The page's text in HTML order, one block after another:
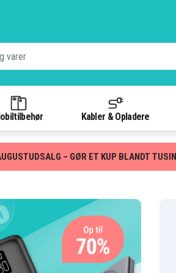
Kabler & Opladere
– GØR ET KUP BLANDT